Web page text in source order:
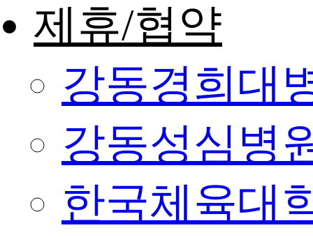
제휴/협약
강동경희대
강동성심병
한국체육대